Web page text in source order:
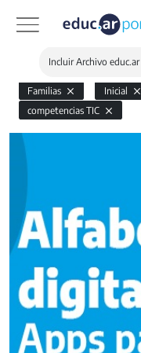
Incluir Archivo educ.ar
Familias Inicial
competencias TIC